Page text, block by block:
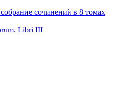
сочинений в 8 томах